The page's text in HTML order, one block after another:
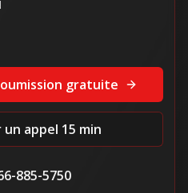
gratuite
un appel 15 min
885-5750